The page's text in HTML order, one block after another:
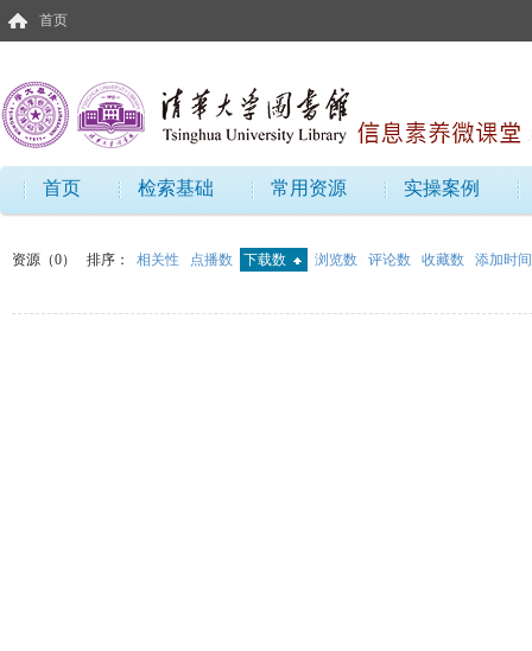
首页
首页 检索基础 常用资源 实操案例
资源（0） 排序： 相关性 点播数 下载数 浏览数 评论数 收藏数 添加时间